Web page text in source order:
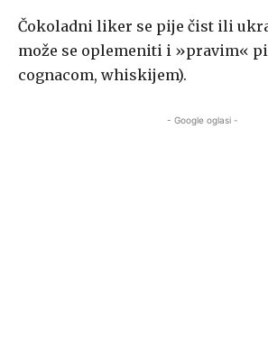
Čokoladni liker se pije čist ili
može se oplemeniti i »pravim«
cognacom, whiskijem).
- Google oglasi -